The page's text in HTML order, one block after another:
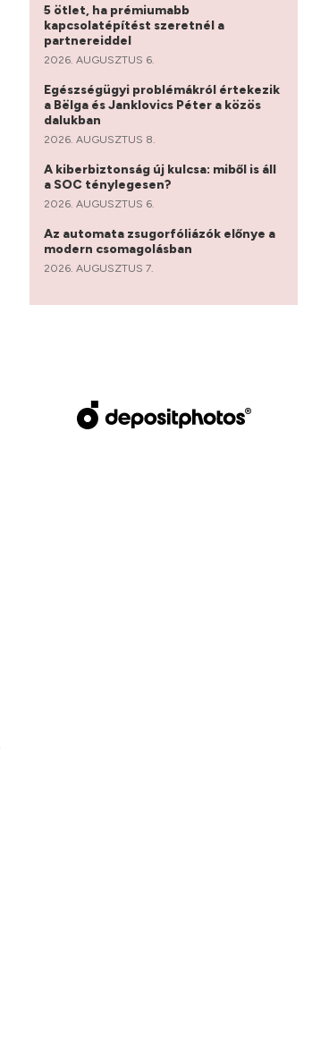
5 ötlet, ha prémiumabb
kapcsolatépítést szeretnél a
partnereiddel
2026. AUGUSZTUS 6.
Egészségügyi problémákról értekezik
a Bëlga és Janklovics Péter a közös
dalukban
2026. AUGUSZTUS 8.
A kiberbiztonság új kulcsa: miből is áll
a SOC ténylegesen?
2026. AUGUSZTUS 6.
Az automata zsugorfóliázók előnye a
modern csomagolásban
2026. AUGUSZTUS 7.